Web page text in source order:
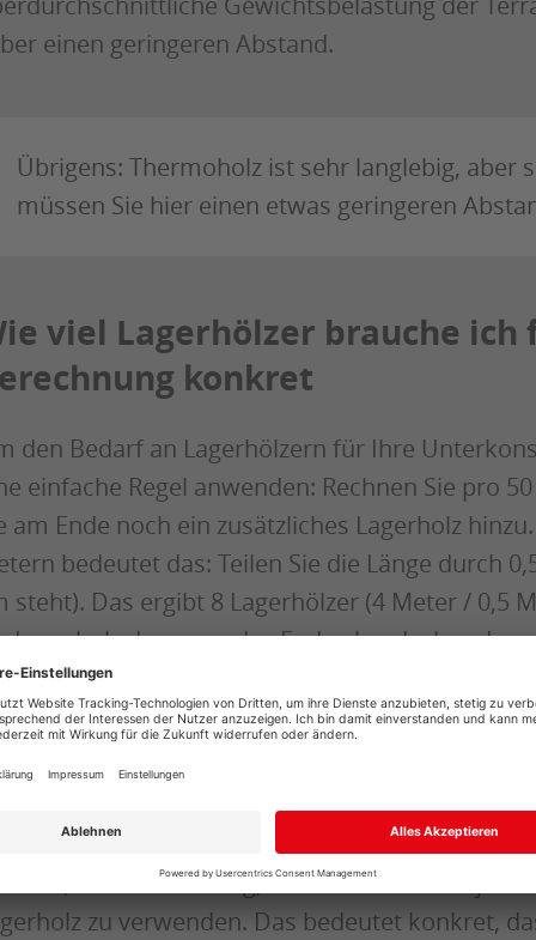
einen geringeren Abstand.
Übrigens: Thermoholz ist sehr langlebig, aber
müssen Sie hier einen etwas geringeren
viel Lagerhölzer brauche
konkret
den Bedarf an Lagerhölzern für Ihre
einfache Regel anwenden: Rechnen Sie pro
am Ende noch ein zusätzliches Lagerholz
bedeutet das: Teilen Sie die Länge durch
steht). Das ergibt 8 Lagerhölzer (4 Meter / 0,5
Lagerholz dazu, um das Ende abzudecken.
für eine Terrasse, die 4 Meter breit ist.
Hinweise
beachten Sie: Wenn Sie kopfseitig zwei
ist es notwendig, am Ende der Diele
zu verwenden. Das bedeutet konkret,